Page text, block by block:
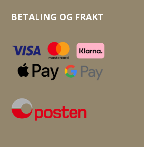
BETALING OG FRAKT